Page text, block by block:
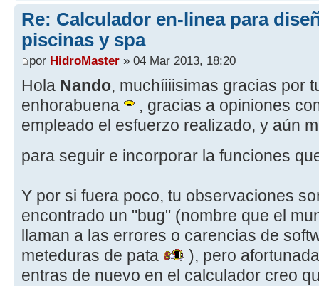
Re: Calculador en-linea para
piscinas y spa
por HidroMaster » 04 Mar 2013, 18:20
Hola Nando, muchíiiisimas gracias por
enhorabuena
, gracias a opiniones
empleado el esfuerzo realizado, y aún
para seguir e incorporar la funciones
Y por si fuera poco, tu observaciones
encontrado un "bug" (nombre que el
llaman a las errores o carencias de
meteduras de pata
), pero
entras de nuevo en el calculador creo